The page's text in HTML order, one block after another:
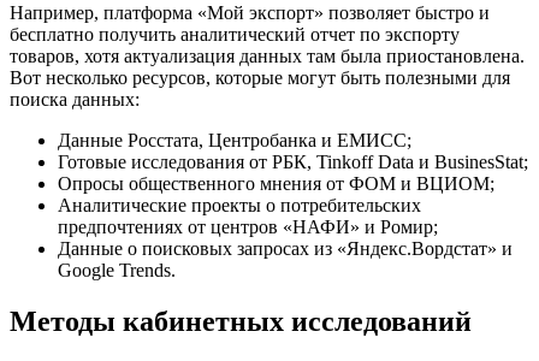
Например, платформа «Мой экспорт» позволяет быстро и
бесплатно получить аналитический отчет по экспорту
товаров, хотя актуализация данных там была приостановлена.
Вот несколько ресурсов, которые могут быть полезными для
поиска данных:
Данные Росстата, Центробанка и ЕМИСС;
Готовые исследования от РБК, Tinkoff Data и BusinesStat;
Опросы общественного мнения от ФОМ и ВЦИОМ;
Аналитические проекты о потребительских
предпочтениях от центров «НАФИ» и Ромир;
Данные о поисковых запросах из «Яндекс.Вордстат» и
Google Trends.
Методы кабинетных исследований